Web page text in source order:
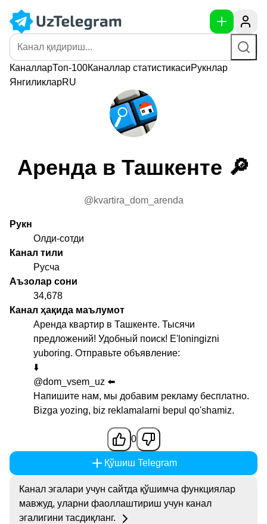
КаналларТоп-100Каналлар статистикасиРукнлар
ЯнгиликларRU
Аренда в Ташкенте 🔎
@kvartira_dom_arenda
Рукн
Олди-сотди
Канал тили
Русча
Аъзолар сони
34,678
Канал ҳақида маълумот
Аренда квартир в Ташкенте. Тысячи
предложений! Удобный поиск! E'loningizni
yuboring. Отправьте объявление:
⬇️
@dom_vsem_uz ⬅️
Напишите нам, мы добавим рекламу бесплатно.
Bizga yozing, biz reklamalarni bepul qo'shamiz.
0
Қўшиш Telegram
Канал эгалари учун сайтда қўшимча функциялар
мавжуд, уларни фаоллаштириш учун канал
эгалигини тасдиқланг.